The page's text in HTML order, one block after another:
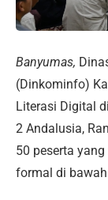
Banyumas,
(Dinkominfo)
Literasi Digital
2 Andalusia,
50 peserta
formal di